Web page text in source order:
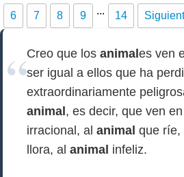
6 7 8 9 ... 14
Creo que los animal es ven
ser igual a ellos que ha
extraordinariamente
animal , es decir, que ven en
irracional, al animal que ríe,
llora, al animal infeliz.